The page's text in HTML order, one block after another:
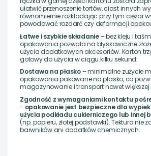
ułatwić przenoszenie tortów, ciast innych
równomiernie rozkładając przy tym ciężar
powodować rozdarć czy deformacji
Łatwe i szybkie składanie – bez kleju i
opakowania pozwala na błyskawiczne
użycia dodatkowych akcesoriów. Karton
gotowy do użycia w ciągu kilku sekund.
Dostawa na płasko– minimalne zużycie
opakowania pakowane na płasko, co
magazynowanie i transport nawet większej
Zgodność z wymaganiami kontaktu
- opakowanie jest bezpieczne dla
użycia podkładu cukierniczego lub innej
(np. papieru, złotej podstawki). Tektura nie
barwników ani dodatków chemicznych.